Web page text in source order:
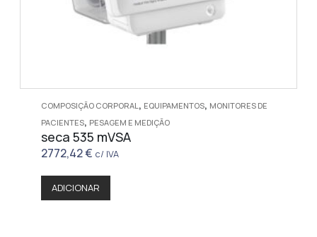
COMPOSIÇÃO CORPORAL, EQUIPAMENTOS, MONITORES DE
PACIENTES, PESAGEM E MEDIÇÃO
seca 535 mVSA
2772,42€ c/ IVA
ADICIONAR